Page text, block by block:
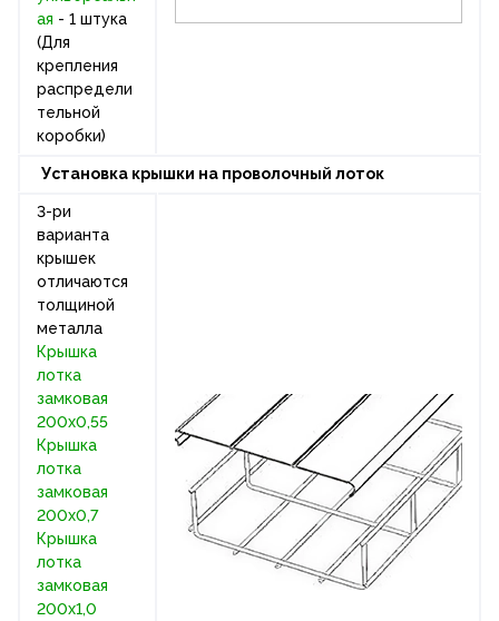
ая - 1 штука
(Для
крепления
распредели
тельной
коробки)
Установка крышки на проволочный лоток
3-ри
варианта
крышек
отличаются
толщиной
металла
Крышка
лотка
замковая
200х0,55
Крышка
лотка
замковая
200х0,7
Крышка
лотка
замковая
200х1,0